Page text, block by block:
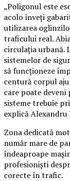
„Poligonul este
acolo înveți
utilizarea
traficului real.
circulația urbană.
sistemelor de
să funcționeze
centură corpul
care poate deveni
sisteme trebuie
explică
Zona dedicată
număr mare de
îndeaproape
profesioniști
corecte în trafic.